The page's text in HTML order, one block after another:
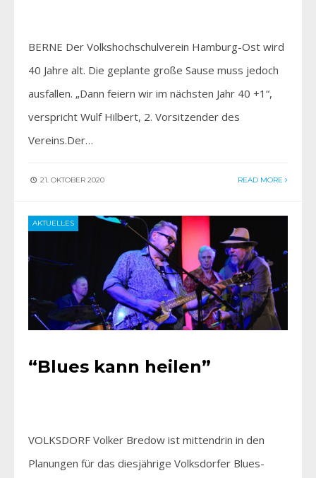
BERNE Der Volkshochschulverein Hamburg-Ost wird
40 Jahre alt. Die geplante große Sause muss jedoch
ausfallen. „Dann feiern wir im nächsten Jahr 40 +1“,
verspricht Wulf Hilbert, 2. Vorsitzender des
Vereins.Der…
21. OKTOBER 2020 READ MORE
AKTUELLES
“Blues kann heilen”
VOLKSDORF Volker Bredow ist mittendrin in den
Planungen für das diesjährige Volksdorfer Blues-